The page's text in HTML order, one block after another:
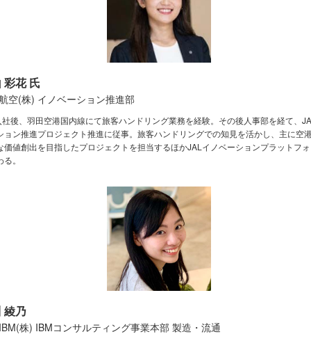
彩花 氏
空(株) イノベーション推進部
後、羽田空港国内線にて旅客ハンドリング業務を経験。その後人事部を経て、
ョン推進プロジェクト推進に従事。旅客ハンドリングでの知見を活かし、主に空
価値創出を目指したプロジェクトを担当するほかJALイノベーションプラットフ
。
綾乃
株) IBMコンサルティング事業本部 製造・流通